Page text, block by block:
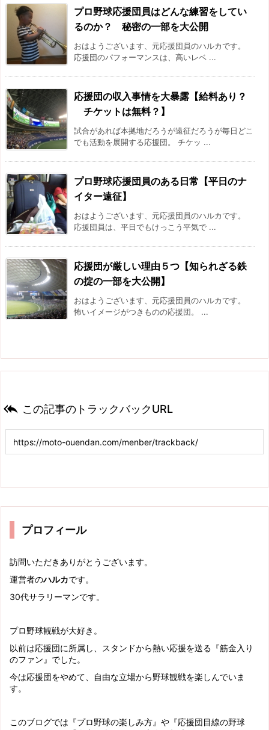
プロ野球応援団員はどんな練習をしてい
るのか？ 秘密の一部を大公開
おはようございます、元応援団員のハルカです。
応援団のパフォーマンスは、高いレベ ...
応援団の収入事情を大暴露【給料あり？
チケットは無料？】
試合があれば本拠地だろうが遠征だろうが毎日どこ
でも活動を展開する応援団。 チケッ ...
プロ野球応援団員のある日常【平日のナ
イター遠征】
おはようございます、元応援団員のハルカです。
応援団員は、平日でもけっこう平気で ...
応援団が厳しい理由５つ【知られざる鉄
の掟の一部を大公開】
おはようございます、元応援団員のハルカです。
怖いイメージがつきものの応援団。 ...
 この記事のトラックバックURL
プロフィール
訪問いただきありがとうございます。
運営者のハルカです。
30代サラリーマンです。
プロ野球観戦が大好き。
以前は応援団に所属し、スタンドから熱い応援を送る『筋金入り
のファン』でした。
今は応援団をやめて、自由な立場から野球観戦を楽しんでいま
す。
このブログでは『プロ野球の楽しみ方』や『応援団目線の野球